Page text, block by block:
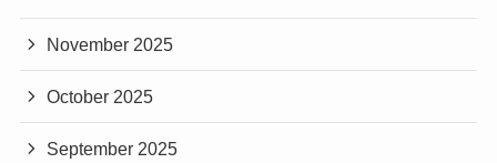
November 2025
October 2025
September 2025